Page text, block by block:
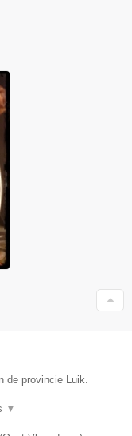
de provincie Luik.
▼